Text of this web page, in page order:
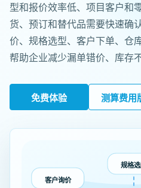
型和报价效率低、项目客户和
货、预订和替代品需要快速确
价、规格选型、客户下单、仓
帮助企业减少漏单错价、库存
免费体验 测算费用
客户询价
规格